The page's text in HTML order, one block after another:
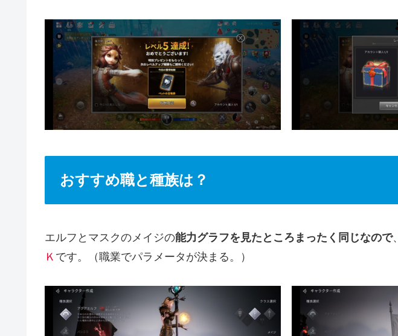
おすすめ職と種族は？
エルフとマスクのメイジの能力グラフを見たところまったく同じなので、
Ｋ です。（職業でパラメータが決まる。）